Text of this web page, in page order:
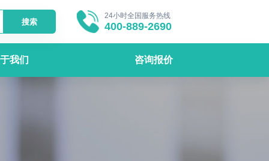
搜索
24小时全国服务热线
400-889-2690
我们 咨询报价